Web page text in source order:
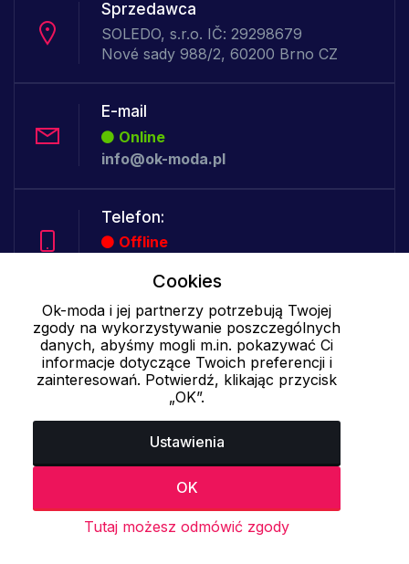
Sprzedawca
SOLEDO, s.r.o. IČ: 29298679
Nové sady 988/2, 60200 Brno CZ
E-mail
Online
info@ok-moda.pl
Telefon:
Offline
Cookies - szczegółowe ustawienia|Więcej informacji|
prywatności
Cookies
Ok-moda i jej partnerzy potrzebują Twojej
zgody na wykorzystywanie poszczególnych
danych, abyśmy mogli m.in. pokazywać Ci
informacje dotyczące Twoich preferencji i
zainteresowań. Potwierdź, klikając przycisk
„OK”.
Ustawienia
OK
Tutaj możesz odmówić zgody